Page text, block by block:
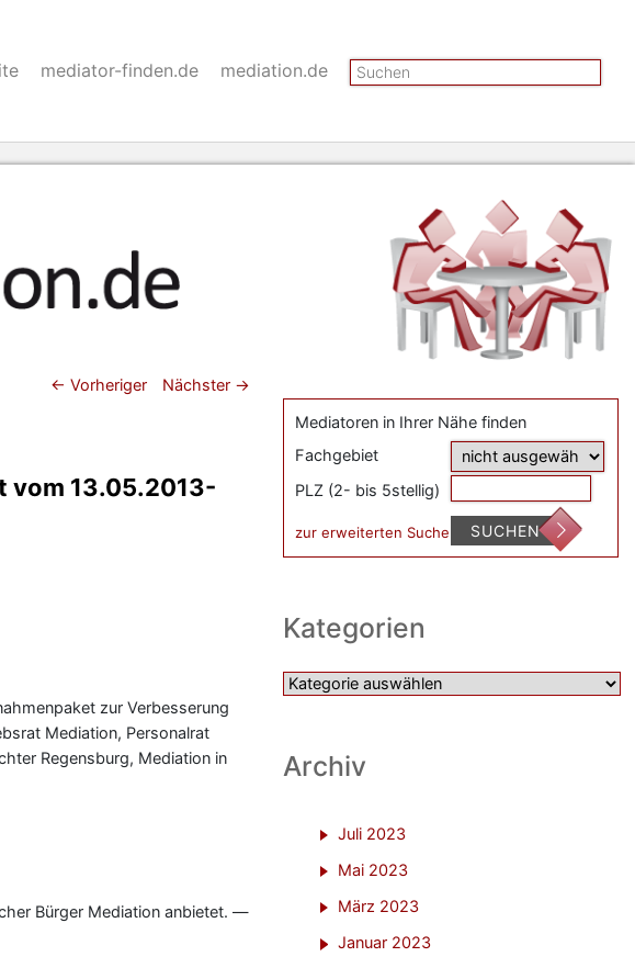
mediator-finden.de mediation.de Suchen
Beitragsnavigation
← Vorheriger Nächster →
vom 13.05.2013-
zur Verbesserung
Mediation, Personalrat
Regensburg, Mediation in
Bürger Mediation anbietet. —
Mediatoren in Ihrer Nähe finden
Fachgebiet
PLZ (2- bis 5stellig)
zur erweiterten Suche SUCHEN
Kategorien
Kategorien
Archiv
Juli 2023
Mai 2023
März 2023
Januar 2023